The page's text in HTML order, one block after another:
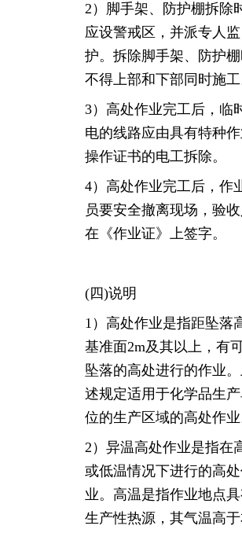
2）脚手架、防护棚拆除
应设警戒区，并派专人监
护。拆除脚手架、防护
不得上部和下部同时施工
3）高处作业完工后，临
电的线路应由具有特种
操作证书的电工拆除。
4）高处作业完工后，作
员要安全撤离现场，验收
在《作业证》上签字。
(四)说明
1）高处作业是指距坠落
基准面2m及其以上，有
坠落的高处进行的作业
述规定适用于化学品生
位的生产区域的高处作业
2）异温高处作业是指在
或低温情况下进行的高
业。高温是指作业地点
生产性热源，其气温高